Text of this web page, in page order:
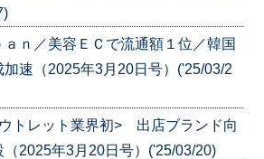
ｎ／美容ＥＣで流通額１位／韓国
加速（2025年3月20日号）('25/03/2
トレット業界初> 出店ブランド向
2025年3月20日号）('25/03/20)